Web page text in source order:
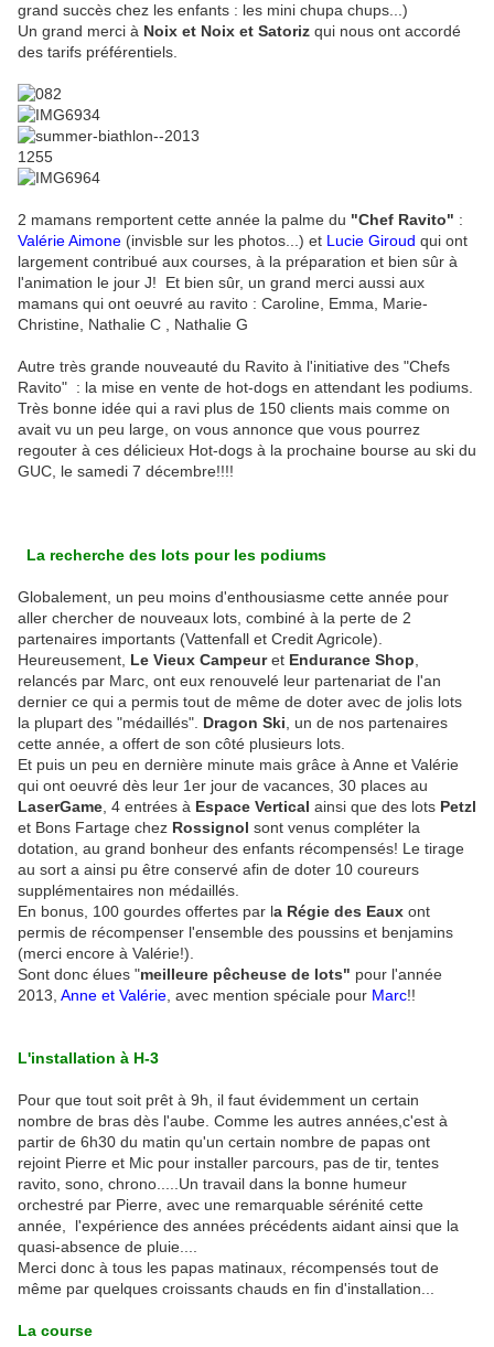
grand succès chez les enfants : les mini chupa chups...)
Un grand merci à Noix et Noix et Satoriz qui nous ont accordé
des tarifs préférentiels.
2 mamans remportent cette année la palme du "Chef Ravito" :
Valérie Aimone (invisble sur les photos...) et Lucie Giroud qui ont
largement contribué aux courses, à la préparation et bien sûr à
l'animation le jour J! Et bien sûr, un grand merci aussi aux
mamans qui ont oeuvré au ravito : Caroline, Emma, Marie-
Christine, Nathalie C , Nathalie G
Autre très grande nouveauté du Ravito à l'initiative des "Chefs
Ravito" : la mise en vente de hot-dogs en attendant les podiums.
Très bonne idée qui a ravi plus de 150 clients mais comme on
avait vu un peu large, on vous annonce que vous pourrez
regouter à ces délicieux Hot-dogs à la prochaine bourse au ski du
GUC, le samedi 7 décembre!!!!
La recherche des lots pour les podiums
Globalement, un peu moins d'enthousiasme cette année pour
aller chercher de nouveaux lots, combiné à la perte de 2
partenaires importants (Vattenfall et Credit Agricole).
Heureusement, Le Vieux Campeuret Endurance Shop
relancés par Marc, ont eux renouvelé leur partenariat de l'an
dernier ce qui a permis tout de même de doter avec de jolis lots
la plupart des "médaillés". Dragon Ski , un de nos partenaires
cette année, a offert de son côté plusieurs lots.
Et puis un peu en dernière minute mais grâce à Anne et Valérie
qui ont oeuvré dès leur 1er jour de vacances, 30 places au
LaserGame , 4 entrées à Espace Vertical ainsi que des lots Petzl
et Bons Fartage chez Rossignol sont venus compléter la
dotation, au grand bonheur des enfants récompensés! Le tirage
au sort a ainsi pu être conservé afin de doter 10 coureurs
supplémentaires non médaillés.
En bonus, 100 gourdes offertes par la Régie des Eaux ont
permis de récompenser l'ensemble des poussins et benjamins
(merci encore à Valérie!).
Sont donc élues "meilleure pêcheuse de lots" pour l'année
2013, Anne et Valérie , avec mention spéciale pour Marc!!
L'installation à H-3
Pour que tout soit prêt à 9h, il faut évidemment un certain
nombre de bras dès l'aube. Comme les autres années,c'est à
partir de 6h30 du matin qu'un certain nombre de papas ont
rejoint Pierre et Mic pour installer parcours, pas de tir, tentes
ravito, sono, chrono.....Un travail dans la bonne humeur
orchestré par Pierre, avec une remarquable sérénité cette
année, l'expérience des années précédents aidant ainsi que la
quasi-absence de pluie....
Merci donc à tous les papas matinaux, récompensés tout de
même par quelques croissants chauds en fin d'installation...
La course